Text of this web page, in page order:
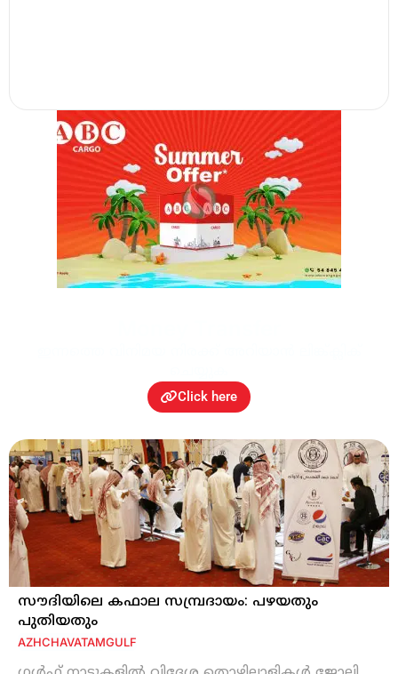
Click here
സൗദിയിലെ കഫാല സമ്പ്രദായം: പഴയതും
പുതിയതും
AZHCHAVATAMGULF